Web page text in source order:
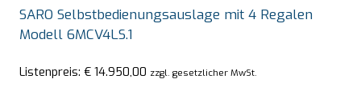
SARO Selbstbedienungsauslage mit 4 Regalen
Modell 6MCV4LS.1
Listenpreis: € 14.950,00 zzgl. gesetzlicher MwSt.